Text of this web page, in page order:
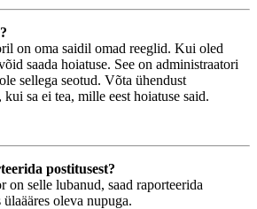
on oma saidil omad reeglid. Kui oled
saada hoiatuse. See on administraatori
sellega seotud. Võta ühendust
sa ei tea, mille eest hoiatuse said.
postitusest?
on selle lubanud, saad raporteerida
ülaääres oleva nupuga.